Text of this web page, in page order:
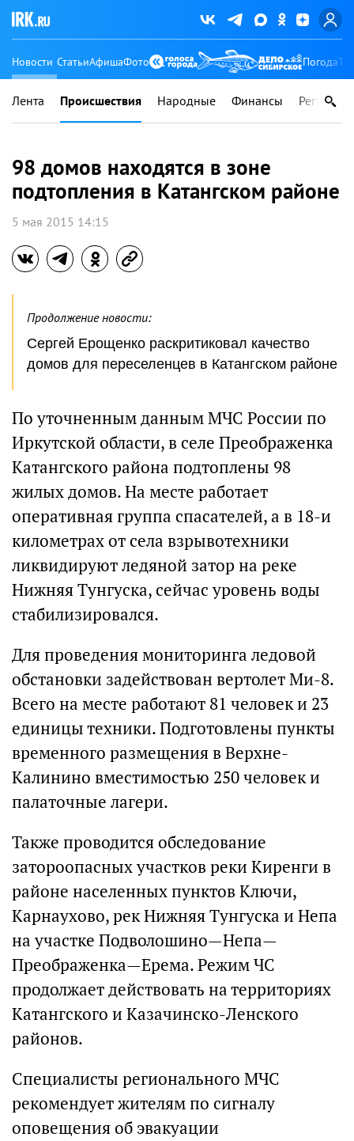
Новости СтатьиАфишаФото Погода
Лента Происшествия Народные Финансы Регионы
98 домов находятся в зоне
подтопления в Катангском районе
5 мая 2015 14:15
Продолжение новости:
Сергей Ерощенко раскритиковал качество
домов для переселенцев в Катангском районе
По уточненным данным МЧС России по
Иркутской области, в селе Преображенка
Катангского района подтоплены 98
жилых домов. На месте работает
оперативная группа спасателей, а в 18-и
километрах от села взрывотехники
ликвидируют ледяной затор на реке
Нижняя Тунгуска, сейчас уровень воды
стабилизировался.
Для проведения мониторинга ледовой
обстановки задействован вертолет Ми-8.
Всего на месте работают 81 человек и 23
единицы техники. Подготовлены пункты
временного размещения в Верхне-
Калинино вместимостью 250 человек и
палаточные лагери.
Также проводится обследование
затороопасных участков реки Киренги в
районе населенных пунктов Ключи,
Карнаухово, рек Нижняя Тунгуска и Непа
на участке Подволошино—Непа—
Преображенка—Ерема. Режим ЧС
продолжает действовать на территориях
Катангского и Казачинско-Ленского
районов.
Специалисты регионального МЧС
рекомендует жителям по сигналу
оповещения об эвакуации